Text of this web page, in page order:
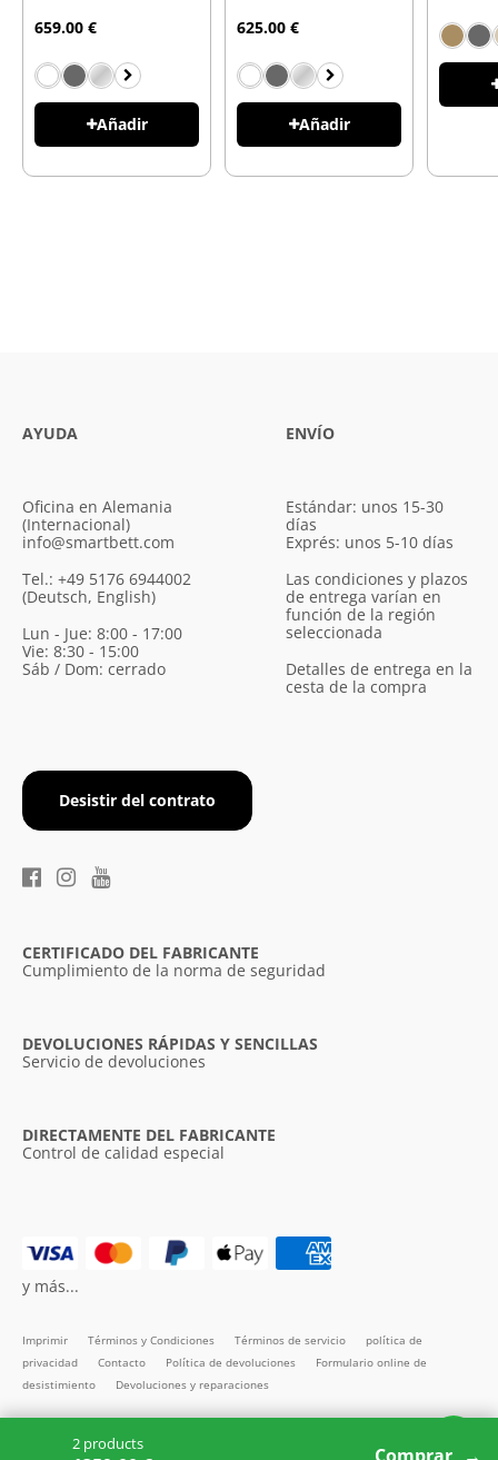
2 products
659.00 €
Añadir
625.00 €
Añadir
AYUDA
Oficina en Alemania
(Internacional)
info@smartbett.com
Tel.: +49 5176 6944002
(Deutsch, English)
Lun - Jue: 8:00 - 17:00
Vie: 8:30 - 15:00
Sáb / Dom: cerrado
Desistir del contrato
ENVÍO
Estándar: unos 15-30
días
Exprés: unos 5-10 días
Las condiciones y plazos
de entrega varían en
función de la región
seleccionada
Detalles de entrega en la
cesta de la compra
CERTIFICADO DEL FABRICANTE
Cumplimiento de la norma de seguridad
DEVOLUCIONES RÁPIDAS Y SENCILLAS
Servicio de devoluciones
DIRECTAMENTE DEL FABRICANTE
Control de calidad especial
Imprimir Términos y Condiciones Términos de servicio
política de
privacidad
Contacto Política de devoluciones
Formulario online de
desistimiento
Devoluciones y reparaciones
Todos los precios incl. IVA
Copyright SMARTBett GmbH © 2026
y más...